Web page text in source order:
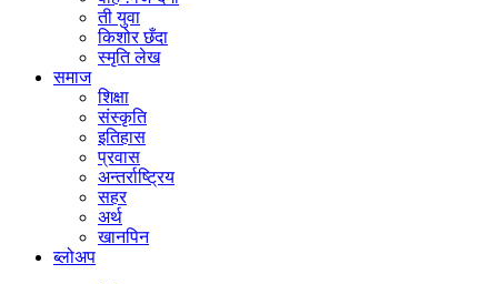
ती युवा
किशोर छँदा
स्मृति लेख
समाज
शिक्षा
संस्कृति
इतिहास
प्रवास
अन्तर्राष्ट्रिय
सहर
अर्थ
खानपिन
ब्लोअप